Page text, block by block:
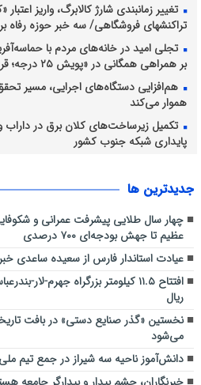
تغییر زمانبندی شارژ کالابرگ، واریز
تراکنشهای فروشگاهی/ سه خبر حوزه رفاه
بر همراهی همگانی در «پویش ۲۵ درجه؛ قرار همدلی
هم‌افزایی دستگاه‌های اجرایی، مسیر
هموار می‌کند
تکمیل زیرساخت‌های کلان برق در
پایداری شبکه جنوب کشور
خوش درخشیدند
جديدترين ها
عظیم تا جهش بودجه‌ای ۷۰۰ درصدی
عیادت استاندار فارس از سعیده ساعدی
ریال
نخستین «گذر صنایع دستی» در بافت
می‌شود
دانش‌آموز ناحیه سه شیراز در جمع تیم